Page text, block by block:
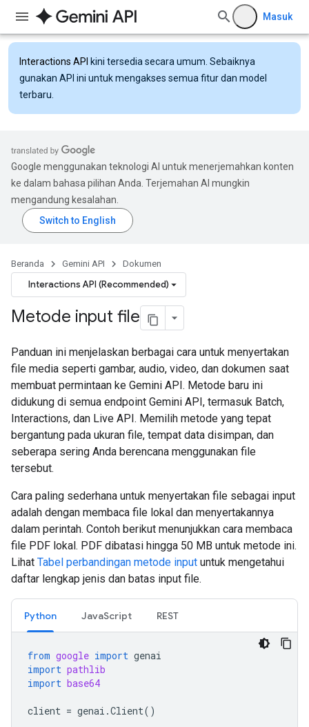
Masuk
Interactions API kini tersedia secara umum. Sebaiknya
gunakan API ini untuk mengakses semua fitur dan model
terbaru.
Google menggunakan teknologi AI untuk menerjemahkan konten
ke dalam bahasa pilihan Anda. Terjemahan AI mungkin
mengandung kesalahan.
Beranda Gemini API Dokumen
Interactions API (Recommended)
Metode input file
Panduan ini menjelaskan berbagai cara untuk menyertakan
file media seperti gambar, audio, video, dan dokumen saat
membuat permintaan ke Gemini API. Metode baru ini
didukung di semua endpoint Gemini API, termasuk Batch,
Interactions, dan Live API. Memilih metode yang tepat
bergantung pada ukuran file, tempat data disimpan, dan
seberapa sering Anda berencana menggunakan file
tersebut.
Cara paling sederhana untuk menyertakan file sebagai input
adalah dengan membaca file lokal dan menyertakannya
dalam perintah. Contoh berikut menunjukkan cara membaca
file PDF lokal. PDF dibatasi hingga 50 MB untuk metode ini.
Lihat Tabel perbandingan metode input untuk mengetahui
daftar lengkap jenis dan batas input file.
Python JavaScript REST
from google import genai
import pathlib
import base64
client = genai .Client()